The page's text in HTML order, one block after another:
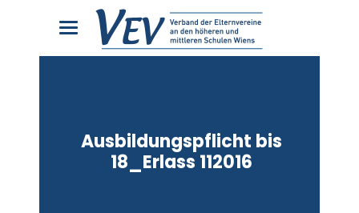
Ausbildungspflicht bis
18_Erlass 112016